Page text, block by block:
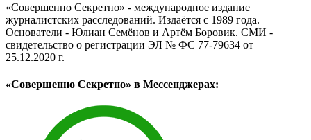
«Совершенно Секретно» - международное издание
журналистских расследований. Издаётся с 1989 года.
Основатели - Юлиан Семёнов и Артём Боровик. CМИ -
свидетельство о регистрации ЭЛ № ФС 77-79634 от
25.12.2020 г.
«Совершенно Секретно» в Мессенджерах: